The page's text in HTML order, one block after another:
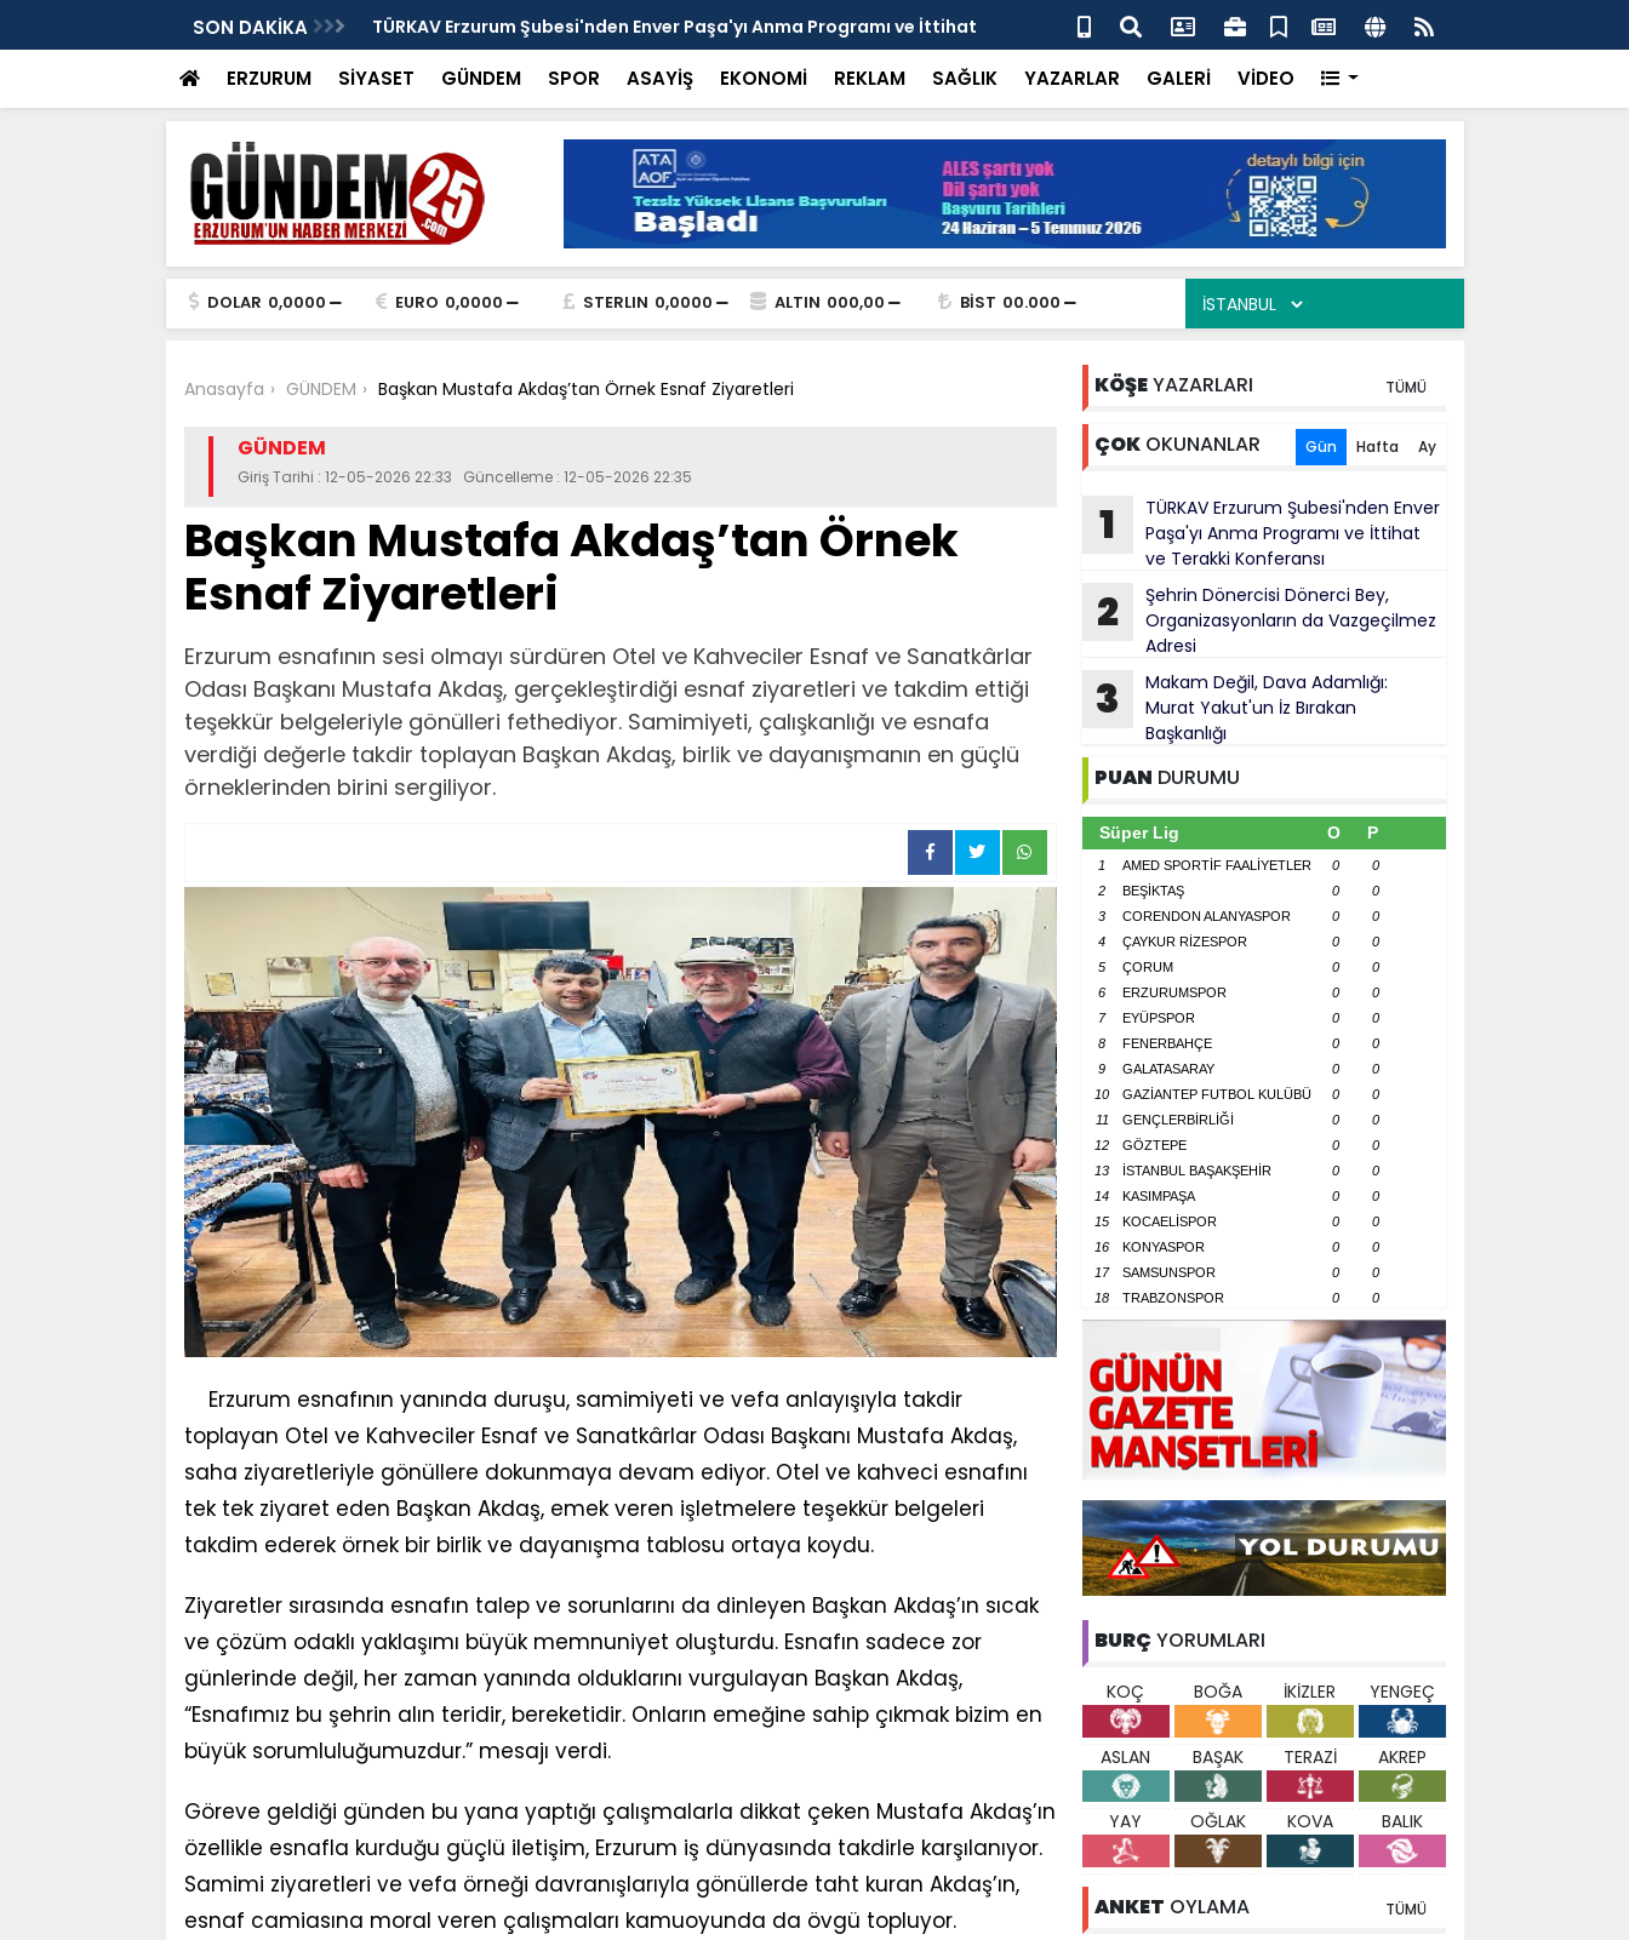
SON DAKİKA
Murat Yakut'un İz Bırakan Başkanlığı
TÜRKAV Erzurum Şubesi'nden Enver Paşa'yı Anma Programı ve İttihat
ve Terakki Konferansı
Şehrin Dönercisi Dönerci Bey, Organizasyonların da Vazgeçilmez
Adresi
ERZURUM SİYASET GÜNDEM SPOR ASAYİŞ EKONOMİ REKLAM SAĞLIK YAZARLAR GALERİ VİDEO
DOLAR 0,0000 EURO 0,0000 STERLIN 0,0000 ALTIN 000,00 BİST 00.000
Anasayfa GÜNDEM Başkan Mustafa Akdaş’tan Örnek Esnaf Ziyaretleri
GÜNDEM
Giriş Tarihi : 12-05-2026 22:33 Güncelleme : 12-05-2026 22:35
Başkan Mustafa Akdaş’tan Örnek
Esnaf Ziyaretleri
Erzurum esnafının sesi olmayı sürdüren Otel ve Kahveciler Esnaf ve Sanatkârlar
Odası Başkanı Mustafa Akdaş, gerçekleştirdiği esnaf ziyaretleri ve takdim ettiği
teşekkür belgeleriyle gönülleri fethediyor. Samimiyeti, çalışkanlığı ve esnafa
verdiği değerle takdir toplayan Başkan Akdaş, birlik ve dayanışmanın en güçlü
örneklerinden birini sergiliyor.
Erzurum esnafının yanında duruşu, samimiyeti ve vefa anlayışıyla takdir
toplayan Otel ve Kahveciler Esnaf ve Sanatkârlar Odası Başkanı Mustafa Akdaş,
saha ziyaretleriyle gönüllere dokunmaya devam ediyor. Otel ve kahveci esnafını
tek tek ziyaret eden Başkan Akdaş, emek veren işletmelere teşekkür belgeleri
takdim ederek örnek bir birlik ve dayanışma tablosu ortaya koydu.
Ziyaretler sırasında esnafın talep ve sorunlarını da dinleyen Başkan Akdaş’ın sıcak
ve çözüm odaklı yaklaşımı büyük memnuniyet oluşturdu. Esnafın sadece zor
günlerinde değil, her zaman yanında olduklarını vurgulayan Başkan Akdaş,
“Esnafımız bu şehrin alın teridir, bereketidir. Onların emeğine sahip çıkmak bizim en
büyük sorumluluğumuzdur.” mesajı verdi.
Göreve geldiği günden bu yana yaptığı çalışmalarla dikkat çeken Mustafa Akdaş’ın
özellikle esnafla kurduğu güçlü iletişim, Erzurum iş dünyasında takdirle karşılanıyor.
Samimi ziyaretleri ve vefa örneği davranışlarıyla gönüllerde taht kuran Akdaş’ın,
esnaf camiasına moral veren çalışmaları kamuoyunda da övgü topluyor.
KÖŞEYAZARLARI TÜMÜ
ÇOKOKUNANLAR Gün Hafta Ay
1
TÜRKAV Erzurum Şubesi'nden Enver
Paşa'yı Anma Programı ve İttihat
ve Terakki Konferansı
2
Şehrin Dönercisi Dönerci Bey,
Organizasyonların da Vazgeçilmez
Adresi
3
Makam Değil, Dava Adamlığı:
Murat Yakut'un İz Bırakan
Başkanlığı
PUAN DURUMU
Süper Lig O P
1 AMED SPORTİF FAALİYETLER 0
0
2
BEŞİKTAŞ 0
0
3
CORENDON ALANYASPOR 0
0
4
ÇAYKUR RİZESPOR 0
0
5
ÇORUM 0
0
6
ERZURUMSPOR 0
0
7
EYÜPSPOR 0
0
8
FENERBAHÇE 0
0
9
GALATASARAY 0
0
10
GAZİANTEP FUTBOL KULÜBÜ 0
0
11
GENÇLERBİRLİĞİ 0
0
12
GÖZTEPE 0
0
13
İSTANBUL BAŞAKŞEHİR 0
0
14
KASIMPAŞA 0
0
15
KOCAELİSPOR 0
0
16
KONYASPOR 0
0
17
SAMSUNSPOR 0
0
18
TRABZONSPOR 0 0
BURÇ YORUMLARI
KOÇ BOĞA İKİZLER YENGEÇ
ASLAN BAŞAK TERAZİ AKREP
YAY OĞLAK KOVA BALIK
ANKET OYLAMA TÜMÜ